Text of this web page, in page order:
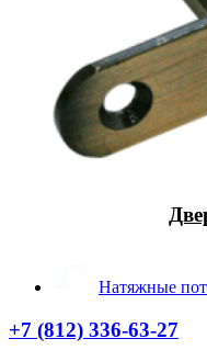
Натяжные
+7 (812) 336-63-27